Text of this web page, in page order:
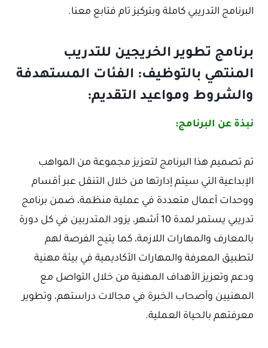
البرنامج التدريبي كاملة وبتركيز تام فتابع معنا.
برنامج تطوير الخريجين للتدريب
المنتهي بالتوظيف: الفئات المستهدفة
والشروط ومواعيد التقديم:
نبذة عن البرنامج:
تم تصميم هذا البرنامج لتعزيز مجموعة من المواهب
الإبداعية التي سيتم إدارتها من خلال التنقل عبر أقسام
ووحدات أعمال متعددة في عملية منظمة، ضمن برنامج
تدريبي يستمر لمدة 10 أشهر، يزود المتدربين في كل دورة
بالمعارف والمهارات اللازمة، كما يتيح الفرصة لهم
لتطبيق المعرفة والمهارات الأكاديمية في بيئة مهنية
ودعم وتعزيز الأهداف المهنية من خلال التواصل مع
المهنيين وأصحاب الخبرة في مجالات دراستهم، وتطوير
معرفتهم بالحياة العملية.